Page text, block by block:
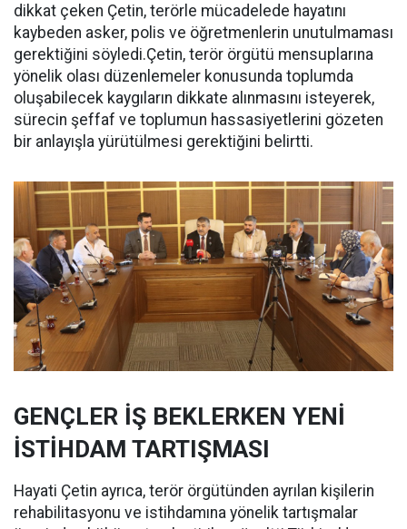
dikkat çeken Çetin, terörle mücadelede hayatını
kaybeden asker, polis ve öğretmenlerin unutulmaması
gerektiğini söyledi.Çetin, terör örgütü mensuplarına
yönelik olası düzenlemeler konusunda toplumda
oluşabilecek kaygıların dikkate alınmasını isteyerek,
sürecin şeffaf ve toplumun hassasiyetlerini gözeten
bir anlayışla yürütülmesi gerektiğini belirtti.
GENÇLER İŞ BEKLERKEN YENİ
İSTİHDAM TARTIŞMASI
Hayati Çetin ayrıca, terör örgütünden ayrılan kişilerin
rehabilitasyonu ve istihdamına yönelik tartışmalar